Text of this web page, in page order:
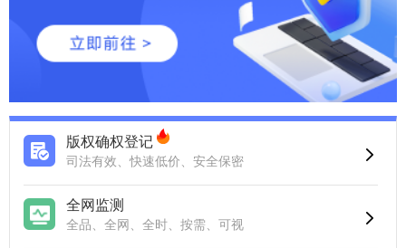
版权确权登记
司法有效、快速低价、安全保密
全网监测
全品、全网、全时、按需、可视